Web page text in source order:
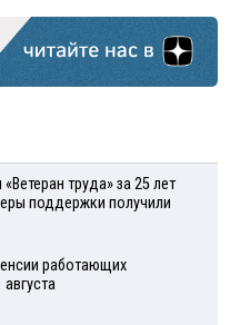
труда» за 25 лет
поддержки получили
работающих